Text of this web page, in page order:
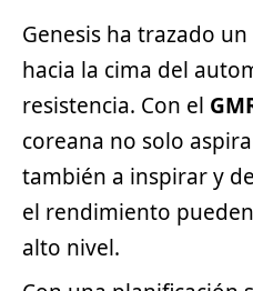
Genesis ha trazado
hacia la cima del
resistencia. Con el
coreana no solo
también a inspirar y
el rendimiento
alto nivel.